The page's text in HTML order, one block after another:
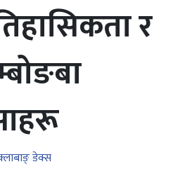
र
डेक्स